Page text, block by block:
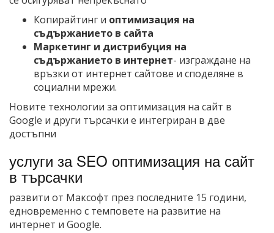
Копирайтинг и оптимизация на
съдържанието в сайта
Маркетинг и дистрибуция на
съдържанието в интернет- изграждане на
връзки от интернет сайтове и споделяне в
социални мрежи.
Новите технологии за оптимизация на сайт в
Google и други търсачки е интегриран в две
достъпни
услуги за SEO оптимизация на сайт
в търсачки
развити от Максофт през последните 15 години,
едновременно с темповете на развитие на
интернет и Google.